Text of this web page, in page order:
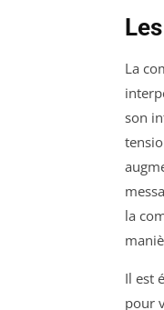
La
son
la
Il est
pour